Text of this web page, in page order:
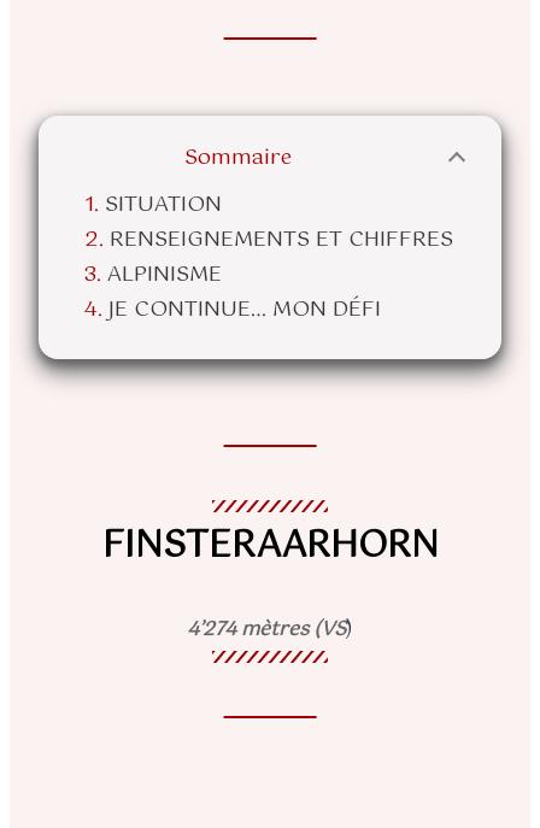
Sommaire
SITUATION
RENSEIGNEMENTS ET CHIFFRES
ALPINISME
JE CONTINUE… MON DÉFI
FINSTERAARHORN
4’274 mètres (VS)